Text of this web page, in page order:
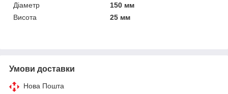
Діаметр
150 мм
Висота
25 мм
Умови доставки
Нова Пошта